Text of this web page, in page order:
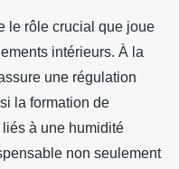
le rôle crucial que joue
intérieurs. À la
une régulation
la formation de
à une humidité
non seulement